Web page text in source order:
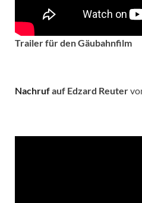
Trailer für den Gäubahnfilm
Nachrufauf Edzard Reuter